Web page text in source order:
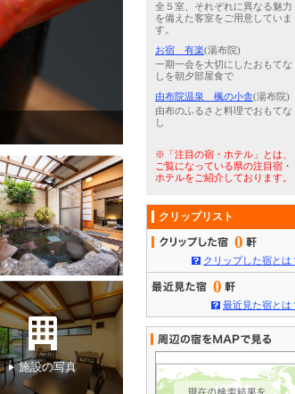
スタンダード会席一例※季節や仕入れ状況によって料理内
施設の写真
全５室、それぞれに異なる魅力
を備えた客室をご用意していま
す。
お宿 有楽(湯布院)
一期一会を大切にしたおもてな
しを朝夕部屋食で
由布院温泉 楓の小舎(湯布院)
由布のふるさと料理でおもてな
し
※「注目の宿・ホテル」とは、
ご覧になっている県の注目宿・
ホテルをご紹介しております。
クリップリスト
0
クリップした宿とは
0
最近見た宿とは